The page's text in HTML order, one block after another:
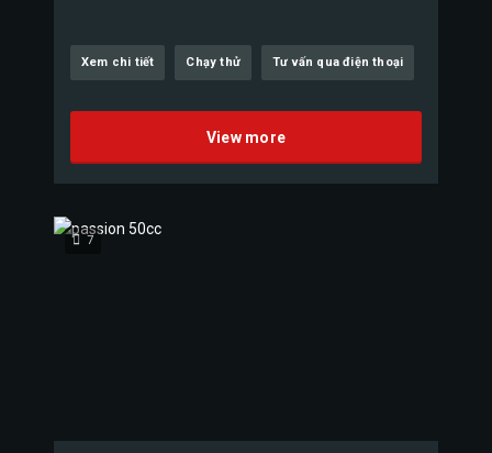
Xem chi tiết Chạy thử Tư vấn qua điện thoại
View more
7